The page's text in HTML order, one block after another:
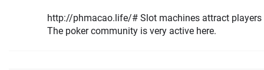
http://phmacao.life/# Slot machines attract
The poker community is very active here.